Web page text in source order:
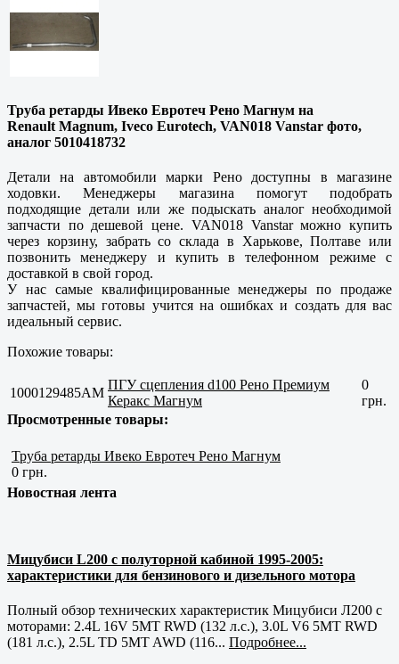
Труба ретарды Ивеко Евротеч Рено Магнум на
Renault Magnum, Iveco Eurotech, VAN018 Vanstar фото,
аналог 5010418732
Детали на автомобили марки Рено доступны в магазине
ходовки. Менеджеры магазина помогут подобрать
подходящие детали или же подыскать аналог необходимой
запчасти по дешевой цене. VAN018 Vanstar можно купить
через корзину, забрать со склада в Харькове, Полтаве или
позвонить менеджеру и купить в телефонном режиме с
доставкой в свой город.
У нас самые квалифицированные менеджеры по продаже
запчастей, мы готовы учится на ошибках и создать для вас
идеальный сервис.
Похожие товары:
1000129485AM
ПГУ сцепления d100 Рено Премиум
Керакс Магнум
0
грн.
Просмотренные товары:
Труба ретарды Ивеко Евротеч Рено Магнум
0 грн.
Новостная лента
Мицубиси L200 с полуторной кабиной 1995-2005:
характеристики для бензинового и дизельного мотора
Полный обзор технических характеристик Мицубиси Л200 с
моторами: 2.4L 16V 5MT RWD (132 л.с.), 3.0L V6 5MT RWD
(181 л.с.), 2.5L TD 5MT AWD (116... Подробнее...